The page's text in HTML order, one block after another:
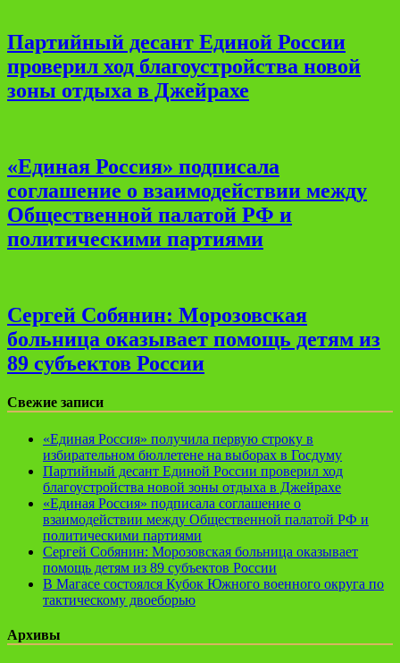
Партийный десант Единой России
проверил ход благоустройства новой
зоны отдыха в Джейрахе
«Единая Россия» подписала
соглашение о взаимодействии между
Общественной палатой РФ и
политическими партиями
Сергей Собянин: Морозовская
больница оказывает помощь детям из
89 субъектов России
Свежие записи
«Единая Россия» получила первую строку в
избирательном бюллетене на выборах в Госдуму
Партийный десант Единой России проверил ход
благоустройства новой зоны отдыха в Джейрахе
«Единая Россия» подписала соглашение о
взаимодействии между Общественной палатой РФ и
политическими партиями
Сергей Собянин: Морозовская больница оказывает
помощь детям из 89 субъектов России
В Магасе состоялся Кубок Южного военного округа по
тактическому двоеборью
Архивы